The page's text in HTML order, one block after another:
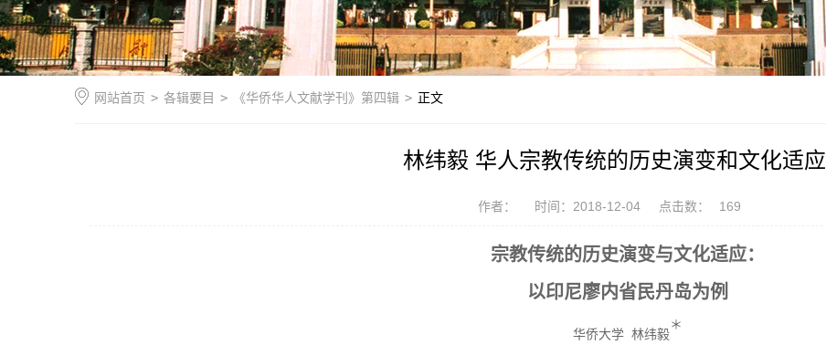
网站首页 > 各辑要目 > 《华侨华人文献学刊》第四辑 > 正文
林纬毅 华人宗教传统的历史演变和文化适应
作者： 时间：2018-12-04 点击数： 169
宗教传统的历史演变与文化适应：
以印尼廖内省民丹岛为例
华侨大学 林纬毅
＊